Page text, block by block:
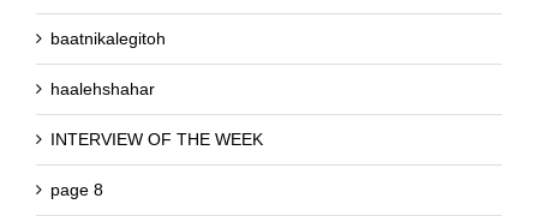
baatnikalegitoh
haalehshahar
INTERVIEW OF THE WEEK
page 8